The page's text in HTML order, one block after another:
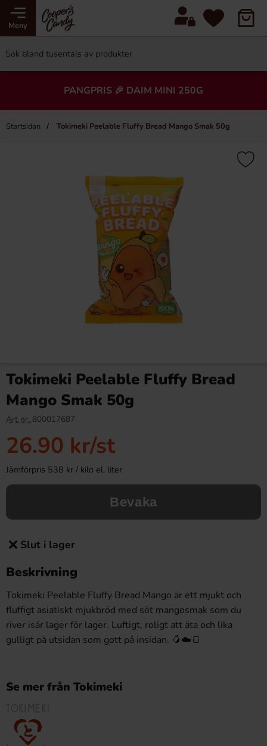
Meny
PANGPRIS 🎉 DAIM MINI 250G
Startsidan Tokimeki Peelable Fluffy Bread Mango Smak 50g
Tokimeki Peelable Fluffy Bread
Mango Smak 50g
Art nr: 800017687
26.90 kr/st
Jämförpris 538 kr / kilo el. liter
Bevaka
Slut i lager
Beskrivning
Tokimeki Peelable Fluffy Bread Mango är ett mjukt och
fluffigt asiatiskt mjukbröd med söt mangosmak som du
river isär lager för lager. Luftigt, roligt att äta och lika
gulligt på utsidan som gott på insidan. 🥭☁️🍞
Se mer från Tokimeki